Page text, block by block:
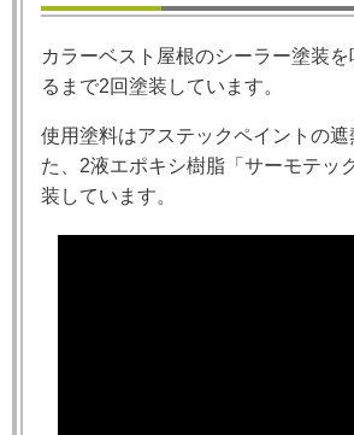
カラーベスト屋根のシーラー塗装を
るまで2回塗装しています。
使用塗料はアステックペイントの遮
た、 2液エポキシ樹脂「サーモテッ
装しています。